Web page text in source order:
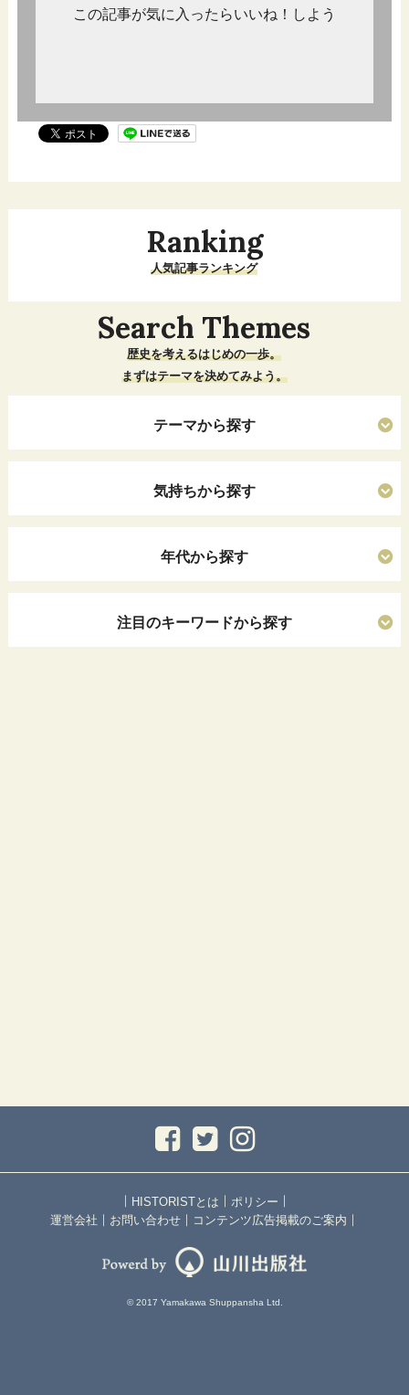
この記事が気に入ったらいいね！しよう
Ranking
人気記事ランキング
Search Themes
歴史を考えるはじめの一歩。
まずはテーマを決めてみよう。
テーマから探す
気持ちから探す
年代から探す
注目のキーワードから探す
｜ HISTORISTとは ｜ ポリシー ｜
運営会社 ｜ お問い合わせ ｜ コンテンツ広告掲載のご案内 ｜
© 2017 Yamakawa Shuppansha Ltd.